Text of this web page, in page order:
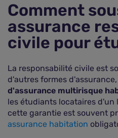
Comment
assurance
civile pour
La responsabilité civile est
d'autres formes
d'assurance multirisque
les étudiants locataires d'un
cette garantie est souvent
assurance habitation